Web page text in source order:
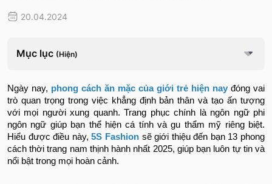
20.04.2024
Mục lục (Hiện)
Ngày nay, phong cách ăn mặc của giới trẻ hiện nay đóng vai
trò quan trọng trong việc khẳng định bản thân và tạo ấn tượng
với mọi người xung quanh. Trang phục chính là ngôn ngữ phi
ngôn ngữ giúp bạn thể hiện cá tính và gu thẩm mỹ riêng biệt.
Hiểu được điều này,5S Fashionsẽ giới thiệu đến bạn 13 phong
cách thời trang nam thịnh hành nhất 2025, giúp bạn luôn tự tin và
nổi bật trong mọi hoàn cảnh.